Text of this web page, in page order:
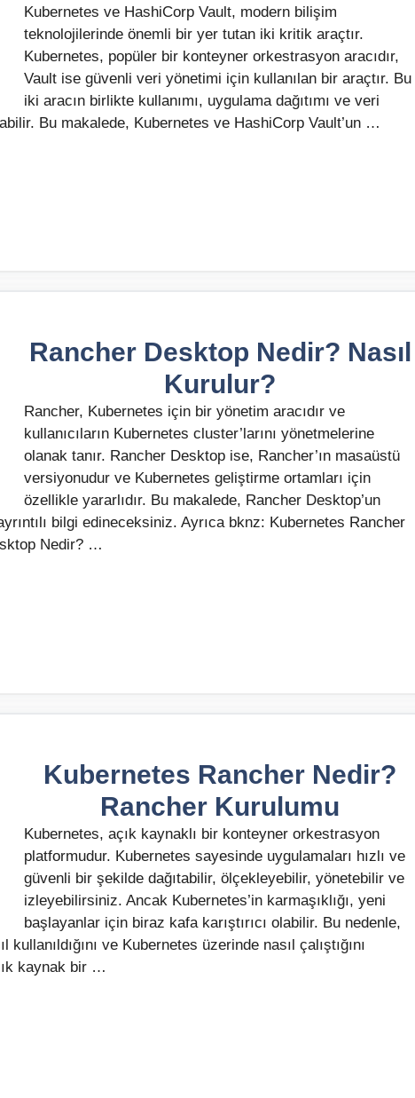
Kubernetes ve HashiCorp Vault, modern bilişim
teknolojilerinde önemli bir yer tutan iki kritik araçtır.
Kubernetes, popüler bir konteyner orkestrasyon aracıdır,
Vault ise güvenli veri yönetimi için kullanılan bir araçtır. Bu
iki aracın birlikte kullanımı, uygulama dağıtımı ve veri
Bu makalede, Kubernetes ve HashiCorp Vault’un …
Rancher Desktop Nedir? Nasıl
Kurulur?
Rancher, Kubernetes için bir yönetim aracıdır ve
kullanıcıların Kubernetes cluster’larını yönetmelerine
olanak tanır. Rancher Desktop ise, Rancher’ın masaüstü
versiyonudur ve Kubernetes geliştirme ortamları için
özellikle yararlıdır. Bu makalede, Rancher Desktop’un
bilgi edineceksiniz. Ayrıca bknz: Kubernetes Rancher
Nedir? …
Kubernetes Rancher Nedir?
Rancher Kurulumu
Kubernetes, açık kaynaklı bir konteyner orkestrasyon
platformudur. Kubernetes sayesinde uygulamaları hızlı ve
güvenli bir şekilde dağıtabilir, ölçekleyebilir, yönetebilir ve
izleyebilirsiniz. Ancak Kubernetes’in karmaşıklığı, yeni
başlayanlar için biraz kafa karıştırıcı olabilir. Bu nedenle,
ve Kubernetes üzerinde nasıl çalıştığını
kaynak bir …